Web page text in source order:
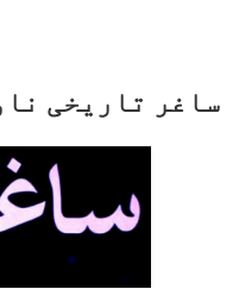
ساغر تاریخی